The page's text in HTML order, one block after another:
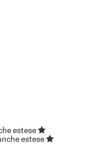
estese
estese